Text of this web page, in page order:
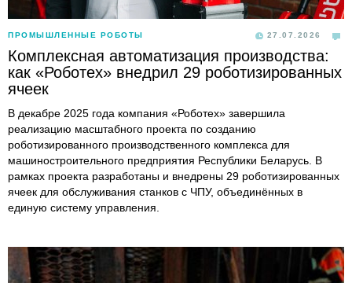
ПРОМЫШЛЕННЫЕ РОБОТЫ 27.07.2026
Комплексная автоматизация производства:
как «Роботех» внедрил 29 роботизированных
ячеек
В декабре 2025 года компания «Роботех» завершила
реализацию масштабного проекта по созданию
роботизированного производственного комплекса для
машиностроительного предприятия Республики Беларусь. В
рамках проекта разработаны и внедрены 29 роботизированных
ячеек для обслуживания станков с ЧПУ, объединённых в
единую систему управления.